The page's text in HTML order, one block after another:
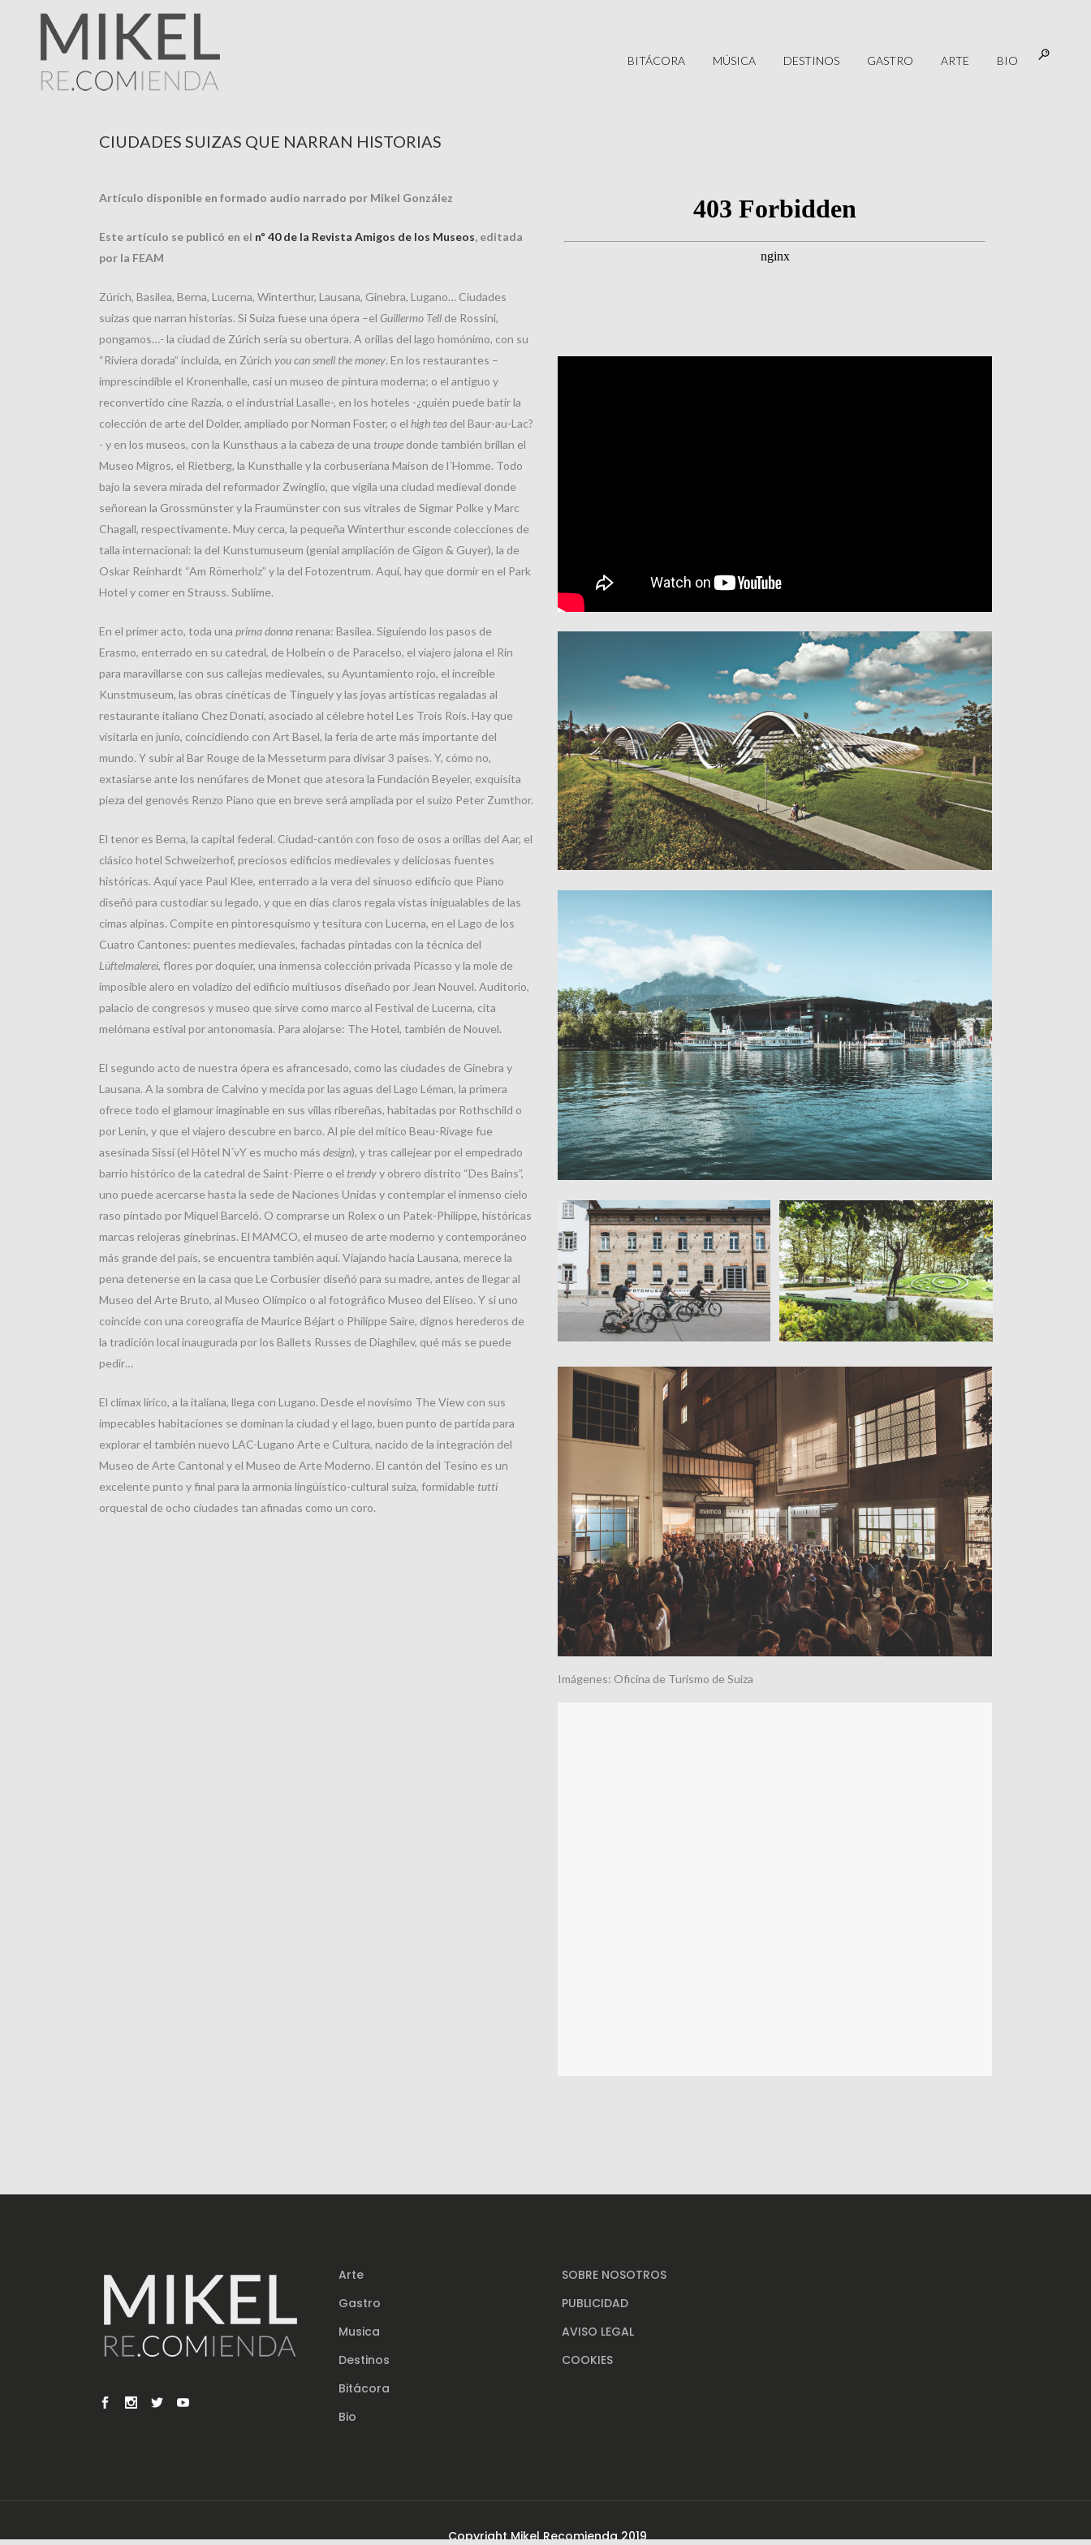
BITÁCORA MÚSICA DESTINOS GASTRO ARTE BIO
CIUDADES SUIZAS QUE NARRAN HISTORIAS
Artículo disponible en formado audio narrado por Mikel González
Este artículo se publicó en el nº 40 de la Revista Amigos de los Museos, editada
por la FEAM
Zúrich, Basilea, Berna, Lucerna, Winterthur, Lausana, Ginebra, Lugano… Ciudades
suizas que narran historias. Si Suiza fuese una ópera –el Guillermo Tell de Rossini,
pongamos…- la ciudad de Zúrich sería su obertura. A orillas del lago homónimo, con su
“Riviera dorada” incluida, en Zúrich you can smell the money. En los restaurantes –
imprescindible el Kronenhalle, casi un museo de pintura moderna; o el antiguo y
reconvertido cine Razzia, o el industrial Lasalle-, en los hoteles -¿quién puede batir la
colección de arte del Dolder, ampliado por Norman Foster, o el high tea del Baur-au-Lac?
- y en los museos, con la Kunsthaus a la cabeza de una troupe donde también brillan el
Museo Migros, el Rietberg, la Kunsthalle y la corbuseriana Maison de l´Homme. Todo
bajo la severa mirada del reformador Zwinglio, que vigila una ciudad medieval donde
señorean la Grossmünster y la Fraumünster con sus vitrales de Sigmar Polke y Marc
Chagall, respectivamente. Muy cerca, la pequeña Winterthur esconde colecciones de
talla internacional: la del Kunstumuseum (genial ampliación de Gigon & Guyer), la de
Oskar Reinhardt “Am Römerholz” y la del Fotozentrum. Aquí, hay que dormir en el Park
Hotel y comer en Strauss. Sublime.
En el primer acto, toda una prima donnarenana: Basilea. Siguiendo los pasos de
Erasmo, enterrado en su catedral, de Holbein o de Paracelso, el viajero jalona el Rin
para maravillarse con sus callejas medievales, su Ayuntamiento rojo, el increíble
Kunstmuseum, las obras cinéticas de Tinguely y las joyas artísticas regaladas al
restaurante italiano Chez Donati, asociado al célebre hotel Les Trois Rois. Hay que
visitarla en junio, coincidiendo con Art Basel, la feria de arte más importante del
mundo. Y subir al Bar Rouge de la Messeturm para divisar 3 países. Y, cómo no,
extasiarse ante los nenúfares de Monet que atesora la Fundación Beyeler, exquisita
pieza del genovés Renzo Piano que en breve será ampliada por el suizo Peter Zumthor.
El tenor es Berna, la capital federal. Ciudad-cantón con foso de osos a orillas del Aar, el
clásico hotel Schweizerhof, preciosos edificios medievales y deliciosas fuentes
históricas. Aquí yace Paul Klee, enterrado a la vera del sinuoso edificio que Piano
diseñó para custodiar su legado, y que en días claros regala vistas inigualables de las
cimas alpinas. Compite en pintoresquismo y tesitura con Lucerna, en el Lago de los
Cuatro Cantones: puentes medievales, fachadas pintadas con la técnica del
Lüftelmalerei, flores por doquier, una inmensa colección privada Picasso y la mole de
imposible alero en voladizo del edificio multiusos diseñado por Jean Nouvel. Auditorio,
palacio de congresos y museo que sirve como marco al Festival de Lucerna, cita
melómana estival por antonomasia. Para alojarse: The Hotel, también de Nouvel.
El segundo acto de nuestra ópera es afrancesado, como las ciudades de Ginebra y
Lausana. A la sombra de Calvino y mecida por las aguas del Lago Léman, la primera
ofrece todo el glamour imaginable en sus villas ribereñas, habitadas por Rothschild o
por Lenin, y que el viajero descubre en barco. Al pie del mítico Beau-Rivage fue
asesinada Sissí (el Hôtel N´vY es mucho más design), y tras callejear por el empedrado
barrio histórico de la catedral de Saint-Pierre o el trendyy obrero distrito “Des Bains”,
uno puede acercarse hasta la sede de Naciones Unidas y contemplar el inmenso cielo
raso pintado por Miquel Barceló. O comprarse un Rolex o un Patek-Philippe, históricas
marcas relojeras ginebrinas. El MAMCO, el museo de arte moderno y contemporáneo
más grande del país, se encuentra también aquí. Viajando hacia Lausana, merece la
pena detenerse en la casa que Le Corbusier diseñó para su madre, antes de llegar al
Museo del Arte Bruto, al Museo Olímpico o al fotográfico Museo del Elíseo. Y si uno
coincide con una coreografía de Maurice Béjart o Philippe Saire, dignos herederos de
la tradición local inaugurada por los Ballets Russes de Diaghilev, qué más se puede
pedir…
El clímax lírico, a la italiana, llega con Lugano. Desde el novísimo The View con sus
impecables habitaciones se dominan la ciudad y el lago, buen punto de partida para
explorar el también nuevo LAC-Lugano Arte e Cultura, nacido de la integración del
Museo de Arte Cantonal y el Museo de Arte Moderno. El cantón del Tesino es un
excelente punto y final para la armonía lingüístico-cultural suiza, formidable tutti
orquestal de ocho ciudades tan afinadas como un coro.
Imágenes: Oficina de Turismo de Suiza
Arte
Gastro
Musica
Destinos
Bitácora
Bio
SOBRE NOSOTROS
PUBLICIDAD
AVISO LEGAL
COOKIES
Copyright Mikel Recomienda 2019